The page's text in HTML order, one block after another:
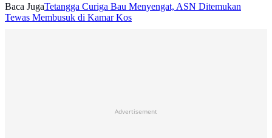
Baca JugaTetangga Curiga Bau Menyengat, ASN Ditemukan
Tewas Membusuk di Kamar Kos
Advertisement